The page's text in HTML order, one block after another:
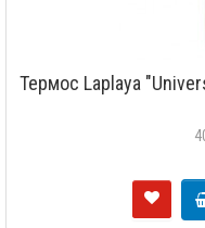
Термос Laplaya